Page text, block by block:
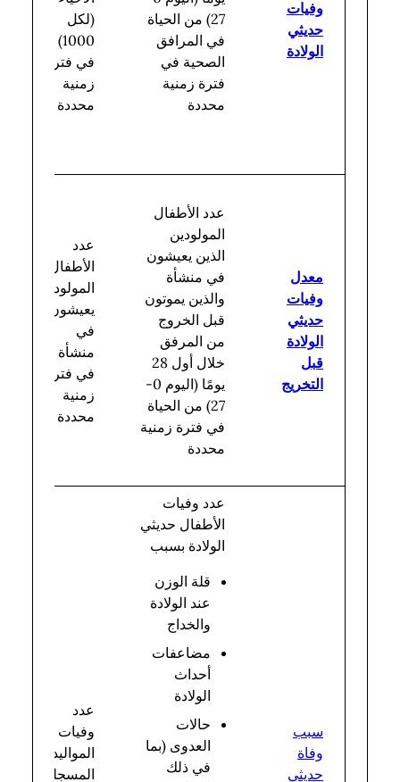
وفيات
حديثي
الولادة
27) من الحياة
في المرافق
الصحية في
فترة زمنية
محددة
(لكل
1000)
في فترة
زمنية
محددة
معدل
وفيات
حديثي
الولادة
قبل
التخريج
عدد الأطفال
المولودين
الذين يعيشون
في منشأة
والذين يموتون
قبل الخروج
من المرفق
خلال أول 28
يومًا (اليوم 0-
27) من الحياة
في فترة زمنية
محددة
عدد
الأطفال
المولودين
يعيشون
في
منشأة
في فترة
زمنية
محددة
سبب
وفاة
حديثي
عدد وفيات
الأطفال حديثي
الولادة بسبب
قلة الوزن
عند الولادة
والخداج
مضاعفات
أحداث
الولادة
حالات
العدوى (بما
في ذلك
عدد
وفيات
المواليد
المسجلة